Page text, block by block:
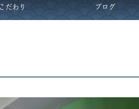
こだわり ブログ